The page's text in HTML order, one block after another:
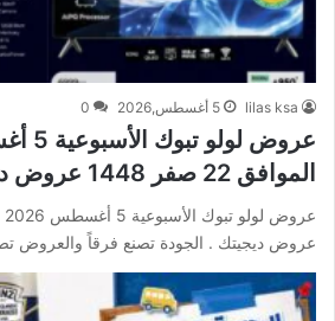
lilas ksa 5 أغسطس,2026 0
الموافق 22 صفر 1448 عروض ديجيتك
عروض ديجيتك . الجودة تصنع فرقاً والعروض